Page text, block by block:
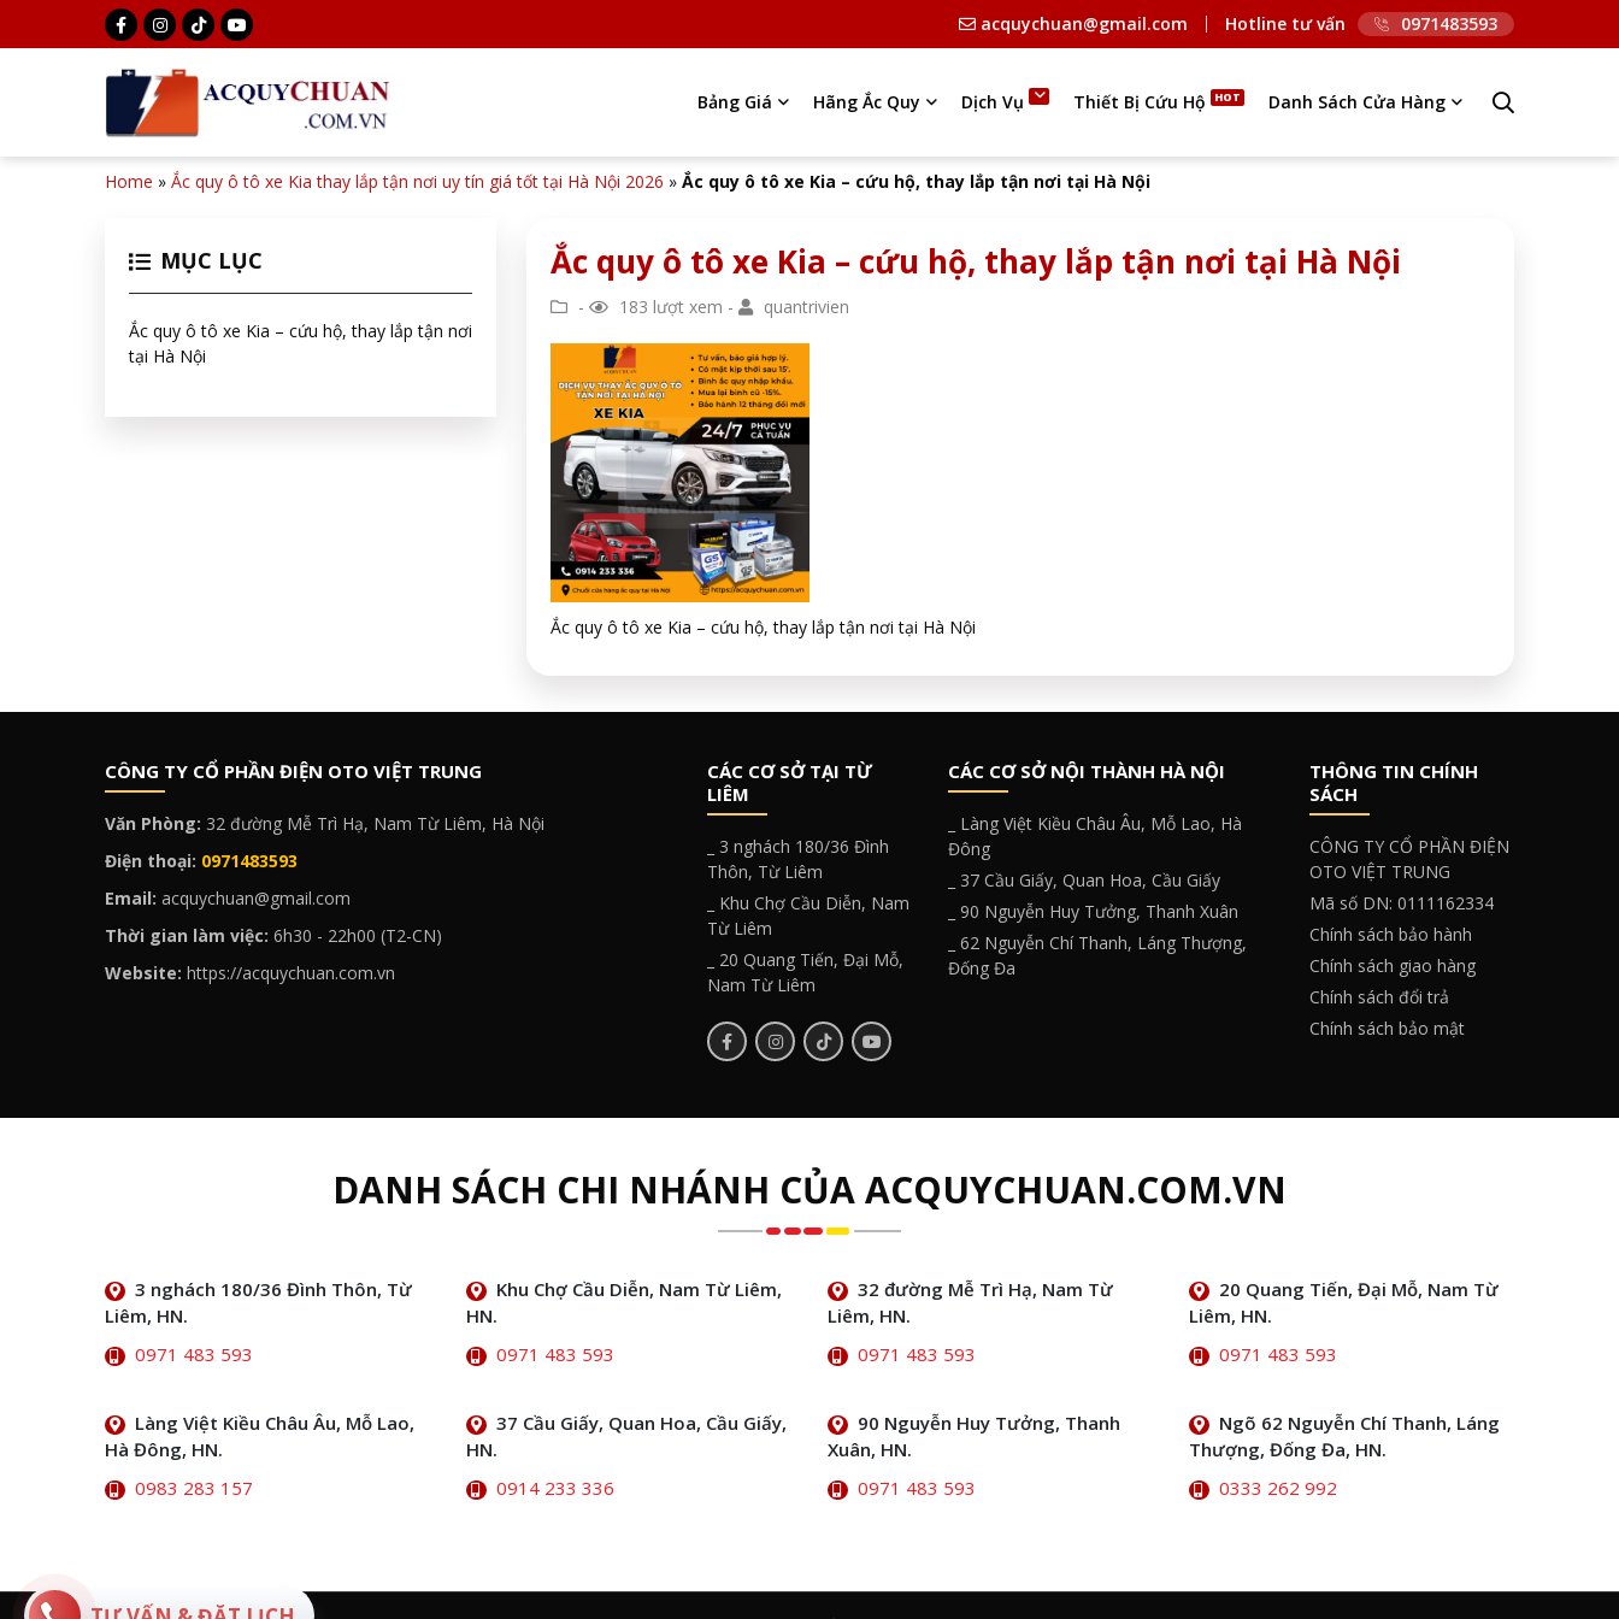
acquychuan@gmail.com Hotline tư vấn 0971483593
Bảng Giá Hãng Ắc Quy Dịch Vụ Thiết Bị Cứu Hộ Danh Sách Cửa Hàng
Home » Ắc quy ô tô xe Kia thay lắp tận nơi uy tín giá tốt tại Hà Nội 2026 » Ắc quy ô tô xe Kia – cứu hộ, thay lắp tận nơi tại Hà Nội
MỤC LỤC
Ắc quy ô tô xe Kia – cứu hộ, thay lắp tận nơi
tại Hà Nội
Ắc quy ô tô xe Kia – cứu hộ, thay lắp tận nơi tại Hà Nội
- 183 lượt xem - quantrivien
Ắc quy ô tô xe Kia – cứu hộ, thay lắp tận nơi tại Hà Nội
CÔNG TY CỔ PHẦN ĐIỆN OTO VIỆT TRUNG
Văn Phòng: 32 đường Mễ Trì Hạ, Nam Từ Liêm, Hà Nội
Điện thoại: 0971483593
Email: acquychuan@gmail.com
Thời gian làm việc: 6h30 - 22h00 (T2-CN)
Website: https://acquychuan.com.vn
CÁC CƠ SỞ TẠI TỪ
LIÊM
_ 3 nghách 180/36 Đình
Thôn, Từ Liêm
_ Khu Chợ Cầu Diễn, Nam
Từ Liêm
_ 20 Quang Tiến, Đại Mỗ,
Nam Từ Liêm
CÁC CƠ SỞ NỘI THÀNH HÀ NỘI
_ Làng Việt Kiều Châu Âu, Mỗ Lao, Hà
Đông
_ 37 Cầu Giấy, Quan Hoa, Cầu Giấy
_ 90 Nguyễn Huy Tưởng, Thanh Xuân
_ 62 Nguyễn Chí Thanh, Láng Thượng,
Đống Đa
THÔNG TIN CHÍNH
SÁCH
CÔNG TY CỔ PHẦN ĐIỆN
OTO VIỆT TRUNG
Mã số DN: 0111162334
Chính sách bảo hành
Chính sách giao hàng
Chính sách đổi trả
Chính sách bảo mật
DANH SÁCH CHI NHÁNH CỦA ACQUYCHUAN.COM.VN
3 nghách 180/36 Đình Thôn, Từ
Liêm, HN.
0971 483 593
Khu Chợ Cầu Diễn, Nam Từ Liêm,
HN.
0971 483 593
32 đường Mễ Trì Hạ, Nam Từ
Liêm, HN.
0971 483 593
20 Quang Tiến, Đại Mỗ, Nam Từ
Liêm, HN.
0971 483 593
Làng Việt Kiều Châu Âu, Mỗ Lao,
Hà Đông, HN.
0983 283 157
37 Cầu Giấy, Quan Hoa, Cầu Giấy,
HN.
0914 233 336
90 Nguyễn Huy Tưởng, Thanh
Xuân, HN.
0971 483 593
Ngõ 62 Nguyễn Chí Thanh, Láng
Thượng, Đống Đa, HN.
0333 262 992